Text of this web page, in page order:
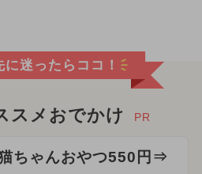
に迷ったらココ！
スメおでかけ PR
ちゃんおやつ550円⇒